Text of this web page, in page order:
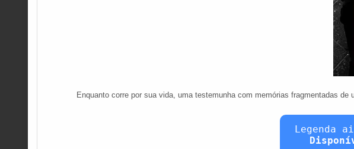
Enquanto corre por sua vida, uma testemunha com memórias fragmentadas
Legenda